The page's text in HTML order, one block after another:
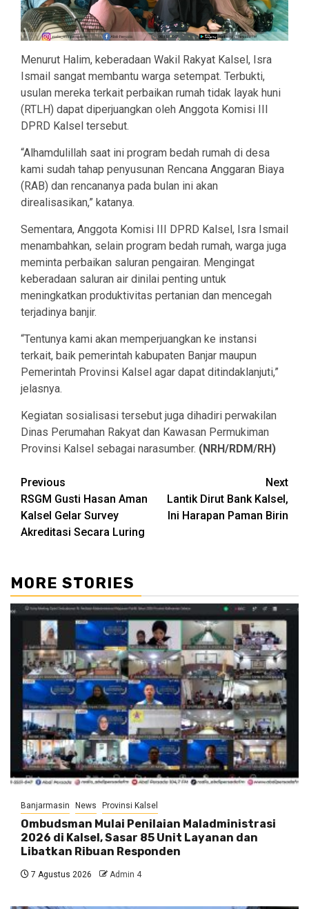
Menurut Halim, keberadaan Wakil Rakyat Kalsel, Isra
Ismail sangat membantu warga setempat. Terbukti,
usulan mereka terkait perbaikan rumah tidak layak huni
(RTLH) dapat diperjuangkan oleh Anggota Komisi III
DPRD Kalsel tersebut.
“Alhamdulillah saat ini program bedah rumah di desa
kami sudah tahap penyusunan Rencana Anggaran Biaya
(RAB) dan rencananya pada bulan ini akan
direalisasikan,” katanya.
Sementara, Anggota Komisi III DPRD Kalsel, Isra Ismail
menambahkan, selain program bedah rumah, warga juga
meminta perbaikan saluran pengairan. Mengingat
keberadaan saluran air dinilai penting untuk
meningkatkan produktivitas pertanian dan mencegah
terjadinya banjir.
“Tentunya kami akan memperjuangkan ke instansi
terkait, baik pemerintah kabupaten Banjar maupun
Pemerintah Provinsi Kalsel agar dapat ditindaklanjuti,”
jelasnya.
Kegiatan sosialisasi tersebut juga dihadiri perwakilan
Dinas Perumahan Rakyat dan Kawasan Permukiman
Provinsi Kalsel sebagai narasumber. (NRH/RDM/RH)
Continue
Reading
Previous
RSGM Gusti Hasan Aman
Kalsel Gelar Survey
Akreditasi Secara Luring
Next
Lantik Dirut Bank Kalsel,
Ini Harapan Paman Birin
MORE STORIES
Banjarmasin News Provinsi Kalsel
Ombudsman Mulai Penilaian Maladministrasi
2026 di Kalsel, Sasar 85 Unit Layanan dan
Libatkan Ribuan Responden
7 Agustus 2026 Admin 4